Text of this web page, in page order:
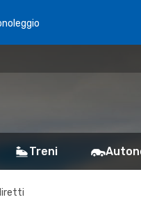
Treni